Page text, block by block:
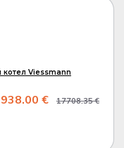
Viessmann
€ 17708.35 €